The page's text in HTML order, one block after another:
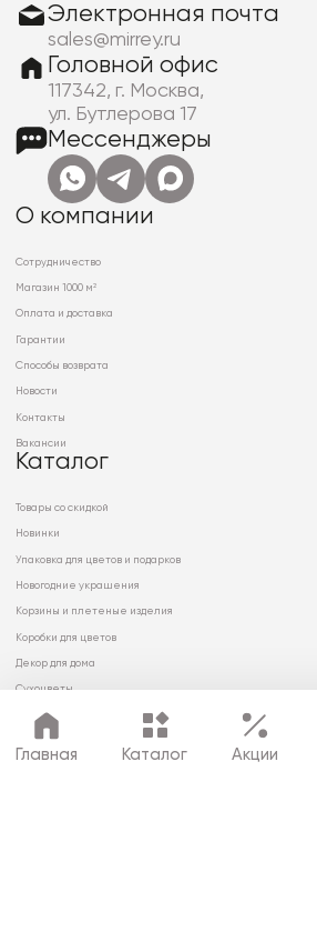
Главная Каталог Акции
Электронная почта
sales@mirrey.ru
Головной офис
117342, г. Москва,
ул. Бутлерова 17
Мессенджеры
О компании
Сотрудничество
Магазин 1000 м²
Оплата и доставка
Гарантии
Способы возврата
Новости
Контакты
Вакансии
Каталог
Товары со скидкой
Новинки
Упаковка для цветов и подарков
Новогодние украшения
Корзины и плетеные изделия
Коробки для цветов
Декор для дома
Сухоцветы
© 2026 ООО